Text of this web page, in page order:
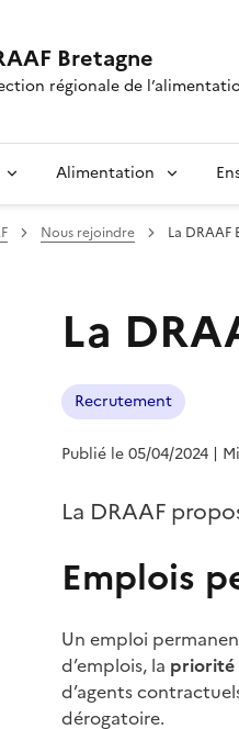
Bretagne
régionale de
Alimentation
Nous rejoindre La
La
Recrutement
Publié le 05/04/2024 |
La DRAAF
Emplois
Un emploi
d’emplois, la priorité
d’agents
dérogatoire.